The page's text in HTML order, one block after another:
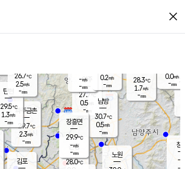
close
양주
27.7℃
0.5
-mm
파주금촌
29.7℃
2.3m/s
-mm
28.3℃
1.7m/s
-mm
창
-
탄현
29.5℃
1.3m/s
-mm
0.0m/s
-mm
김포
은평
28.0℃
노원
남방
30.7℃
0.5m/s
-mm
장흥면
29.9℃
-m/s
-mm
-m/s
-mm
26.7℃
2.5m/s
-mm
0.2m/s
-mm